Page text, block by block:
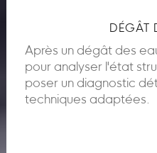
DÉGÂT
Après un dégât des
pour analyser l'état
poser un diagnostic
techniques adaptées.